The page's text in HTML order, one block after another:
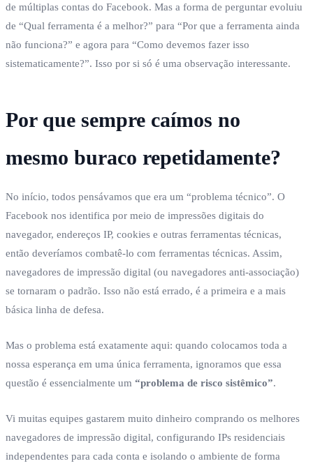
de múltiplas contas do Facebook. Mas a forma de perguntar evoluiu
de “Qual ferramenta é a melhor?” para “Por que a ferramenta ainda
não funciona?” e agora para “Como devemos fazer isso
sistematicamente?”. Isso por si só é uma observação interessante.
Por que sempre caímos no
mesmo buraco repetidamente?
No início, todos pensávamos que era um “problema técnico”. O
Facebook nos identifica por meio de impressões digitais do
navegador, endereços IP, cookies e outras ferramentas técnicas,
então deveríamos combatê-lo com ferramentas técnicas. Assim,
navegadores de impressão digital (ou navegadores anti-associação)
se tornaram o padrão. Isso não está errado, é a primeira e a mais
básica linha de defesa.
Mas o problema está exatamente aqui: quando colocamos toda a
nossa esperança em uma única ferramenta, ignoramos que essa
questão é essencialmente um “problema de risco sistêmico”.
Vi muitas equipes gastarem muito dinheiro comprando os melhores
navegadores de impressão digital, configurando IPs residenciais
independentes para cada conta e isolando o ambiente de forma